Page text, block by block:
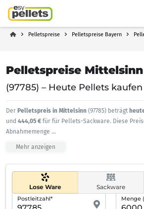
Pelletspreise Pelletspreise Bayern
Pelletspreise
(97785) – Heute Pellets kaufen
Der Pelletspreis in Mittelsinn (97785) beträgt
und 444,05 € für für Pellets-Sackware. Diese
Abnahmemenge ...
Mehr anzeigen
Lose Ware Sackware
Postleitzahl* Menge